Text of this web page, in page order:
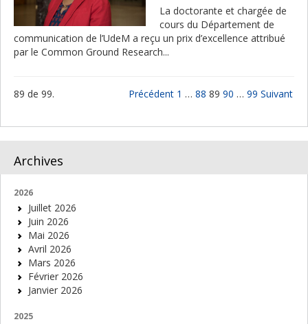
La doctorante et chargée de
cours du Département de
communication de l’UdeM a reçu un prix d’excellence attribué
par le Common Ground Research...
89 de 99. Précédent 1 … 88 89 90 … 99 Suivant
Archives
2026
Juillet 2026
Juin 2026
Mai 2026
Avril 2026
Mars 2026
Février 2026
Janvier 2026
2025